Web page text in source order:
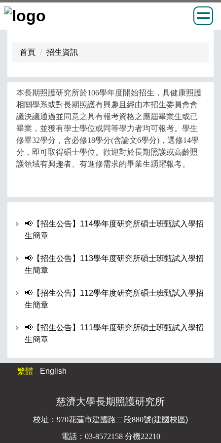
內
首頁 招生資訊
本長期照護研究所於106學年度開始招生，具健康照護
相關學系或對長期照護有興趣且經由本招生委員會會
議決議通過並同意之具有報考資格之應屆畢業生或已
畢業，並獲有學士學位或同等學力者均可報考。學生
修畢32學分，含必修18學分(含論文6學分) ，選修14學
分，即可取得碩士學位。歡迎對於長期照護或高齡照
護領域有興趣者、有進修需求的畢業生踴躍報考。
📢【招生公告】114學年度研究所碩士班甄試入學招
生簡章
📢【招生公告】113學年度研究所碩士班甄試入學招
生簡章
📢【招生公告】112學年度研究所碩士班甄試入學招
生簡章
📢【招生公告】111學年度研究所碩士班甄試入學招
生簡章
繁體 English
慈濟大學長期照護研究所
校址： 970花蓮市建國路二段880號(建國校區)
電話：03-8572158 分機22210